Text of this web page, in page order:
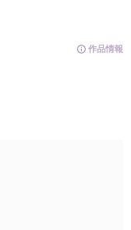
作品情報